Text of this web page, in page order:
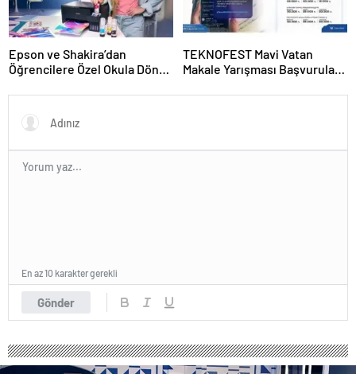
Epson ve Shakira’dan
Öğrencilere Özel Okula Dönüş
TEKNOFEST Mavi Vatan
Makale Yarışması Başvuruları
Gönder
En az 10 karakter gerekli